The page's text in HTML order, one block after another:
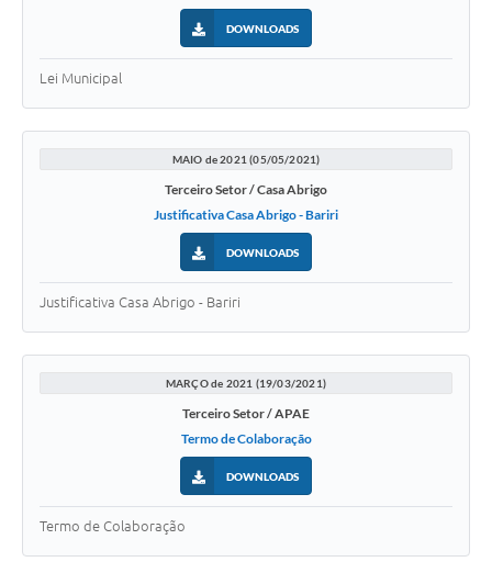
DOWNLOADS
Lei Municipal
MAIO de 2021 (05/05/2021)
Terceiro Setor / Casa Abrigo
Justificativa Casa Abrigo - Bariri
DOWNLOADS
Justificativa Casa Abrigo - Bariri
MARÇO de 2021 (19/03/2021)
Terceiro Setor / APAE
Termo de Colaboração
DOWNLOADS
Termo de Colaboração